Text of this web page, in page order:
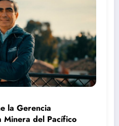
la Gerencia
Minera del Pacífico